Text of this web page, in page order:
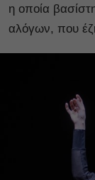
η οποία
αλόγων, που